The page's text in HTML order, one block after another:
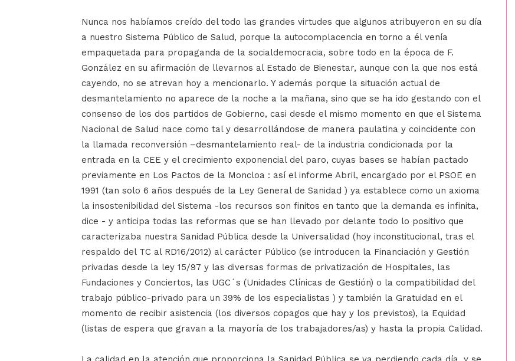
Nunca nos habíamos creído del todo las grandes virtudes que algunos atribuyeron en su día
a nuestro Sistema Público de Salud, porque la autocomplacencia en torno a él venía
empaquetada para propaganda de la socialdemocracia, sobre todo en la época de F.
González en su afirmación de llevarnos al Estado de Bienestar, aunque con la que nos está
cayendo, no se atrevan hoy a mencionarlo. Y además porque la situación actual de
desmantelamiento no aparece de la noche a la mañana, sino que se ha ido gestando con el
consenso de los dos partidos de Gobierno, casi desde el mismo momento en que el Sistema
Nacional de Salud nace como tal y desarrollándose de manera paulatina y coincidente con
la llamada reconversión –desmantelamiento real- de la industria condicionada por la
entrada en la CEE y el crecimiento exponencial del paro, cuyas bases se habían pactado
previamente en Los Pactos de la Moncloa : así el informe Abril, encargado por el PSOE en
1991 (tan solo 6 años después de la Ley General de Sanidad ) ya establece como un axioma
la insostenibilidad del Sistema -los recursos son finitos en tanto que la demanda es infinita,
dice - y anticipa todas las reformas que se han llevado por delante todo lo positivo que
caracterizaba nuestra Sanidad Pública desde la Universalidad (hoy inconstitucional, tras el
respaldo del TC al RD16/2012) al carácter Público (se introducen la Financiación y Gestión
privadas desde la ley 15/97 y las diversas formas de privatización de Hospitales, las
Fundaciones y Conciertos, las UGC´s (Unidades Clínicas de Gestión) o la compatibilidad del
trabajo público-privado para un 39% de los especialistas ) y también la Gratuidad en el
momento de recibir asistencia (los diversos copagos que hay y los previstos), la Equidad
(listas de espera que gravan a la mayoría de los trabajadores/as) y hasta la propia Calidad.